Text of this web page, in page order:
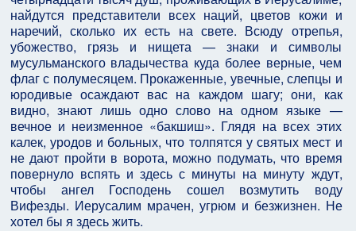
найдутся представители всех наций, цветов кожи и
наречий, сколько их есть на свете. Всюду отрепья,
убожество, грязь и нищета — знаки и символы
мусульманского владычества куда более верные, чем
флаг с полумесяцем. Прокаженные, увечные, слепцы и
юродивые осаждают вас на каждом шагу; они, как
видно, знают лишь одно слово на одном языке —
вечное и неизменное «бакшиш». Глядя на всех этих
калек, уродов и больных, что толпятся у святых мест и
не дают пройти в ворота, можно подумать, что время
повернуло вспять и здесь с минуты на минуту ждут,
чтобы ангел Господень сошел возмутить воду
Вифезды. Иерусалим мрачен, угрюм и безжизнен. Не
хотел бы я здесь жить.